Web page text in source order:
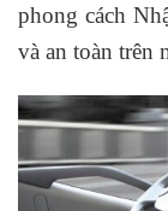
phong cách
và an toàn trên